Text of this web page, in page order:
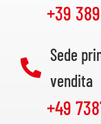
+39
Sede
vendita
+49